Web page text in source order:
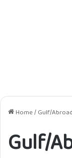
Home/ Gulf/
Gulf/